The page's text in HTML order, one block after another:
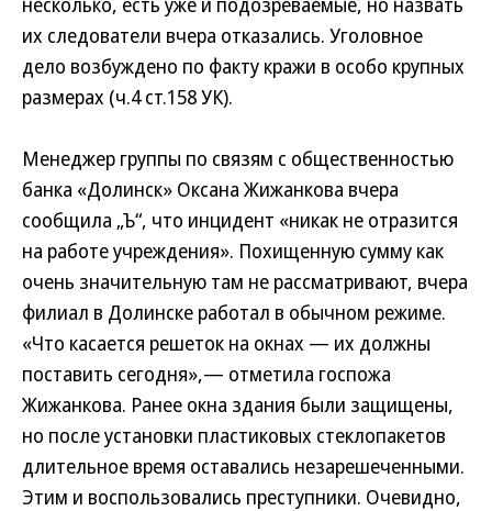
их следователи вчера отказались. Уголовное
дело возбуждено по факту кражи в особо крупных
размерах (ч.4 ст.158 УК).
Менеджер группы по связям с общественностью
банка «Долинск» Оксана Жижанкова вчера
сообщила „Ъ“, что инцидент «никак не отразится
на работе учреждения». Похищенную сумму как
очень значительную там не рассматривают, вчера
филиал в Долинске работал в обычном режиме.
«Что касается решеток на окнах — их должны
поставить сегодня»,— отметила госпожа
Жижанкова. Ранее окна здания были защищены,
но после установки пластиковых стеклопакетов
длительное время оставались незарешеченными.
Этим и воспользовались преступники. Очевидно,